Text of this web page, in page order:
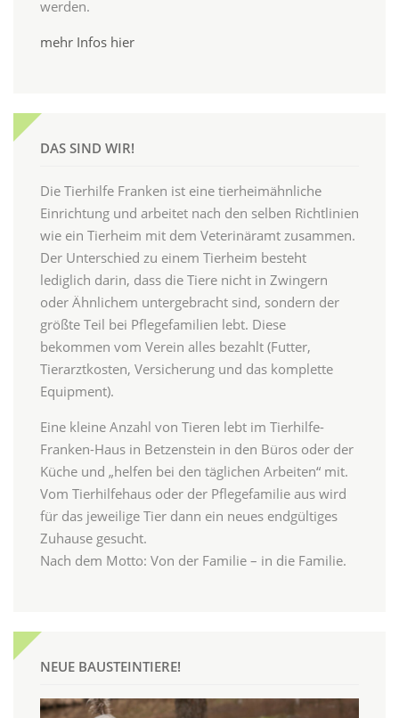
werden.
mehr Infos hier
DAS SIND WIR!
Die Tierhilfe Franken ist eine tierheimähnliche
Einrichtung und arbeitet nach den selben Richtlinien
wie ein Tierheim mit dem Veterinäramt zusammen.
Der Unterschied zu einem Tierheim besteht
lediglich darin, dass die Tiere nicht in Zwingern
oder Ähnlichem untergebracht sind, sondern der
größte Teil bei Pflegefamilien lebt. Diese
bekommen vom Verein alles bezahlt (Futter,
Tierarztkosten, Versicherung und das komplette
Equipment).
Eine kleine Anzahl von Tieren lebt im Tierhilfe-
Franken-Haus in Betzenstein in den Büros oder der
Küche und „helfen bei den täglichen Arbeiten“ mit.
Vom Tierhilfehaus oder der Pflegefamilie aus wird
für das jeweilige Tier dann ein neues endgültiges
Zuhause gesucht.
Nach dem Motto: Von der Familie – in die Familie.
NEUE BAUSTEINTIERE!